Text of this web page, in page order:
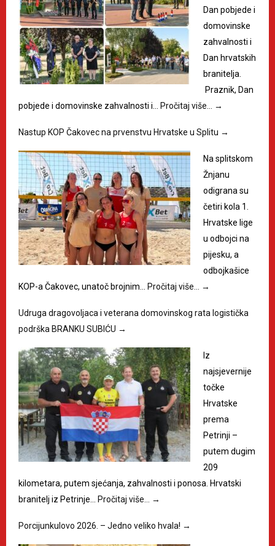
Dan pobjede i
domovinske
zahvalnosti i
Dan hrvatskih
branitelja.
Praznik, Dan
pobjede i domovinske zahvalnosti i…
Pročitaj više… →
Nastup KOP Čakovec na prvenstvu Hrvatske u Splitu →
Na splitskom
Žnjanu
odigrana su
četiri kola 1.
Hrvatske lige
u odbojci na
pijesku, a
odbojkašice
KOP-a Čakovec, unatoč brojnim…
Pročitaj više… →
Udruga dragovoljaca i veterana domovinskog rata logistička
podrška BRANKU SUBIĆU →
Iz
najsjevernije
točke
Hrvatske
prema
Petrinji –
putem dugim
209
kilometara, putem sjećanja, zahvalnosti i ponosa. Hrvatski
branitelj iz Petrinje…
Pročitaj više… →
Porcijunkulovo 2026. – Jedno veliko hvala! →